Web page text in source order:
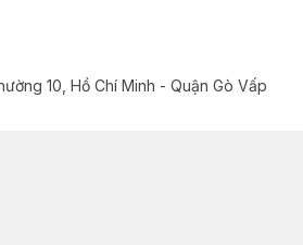
10, Hồ Chí Minh - Quận Gò Vấp